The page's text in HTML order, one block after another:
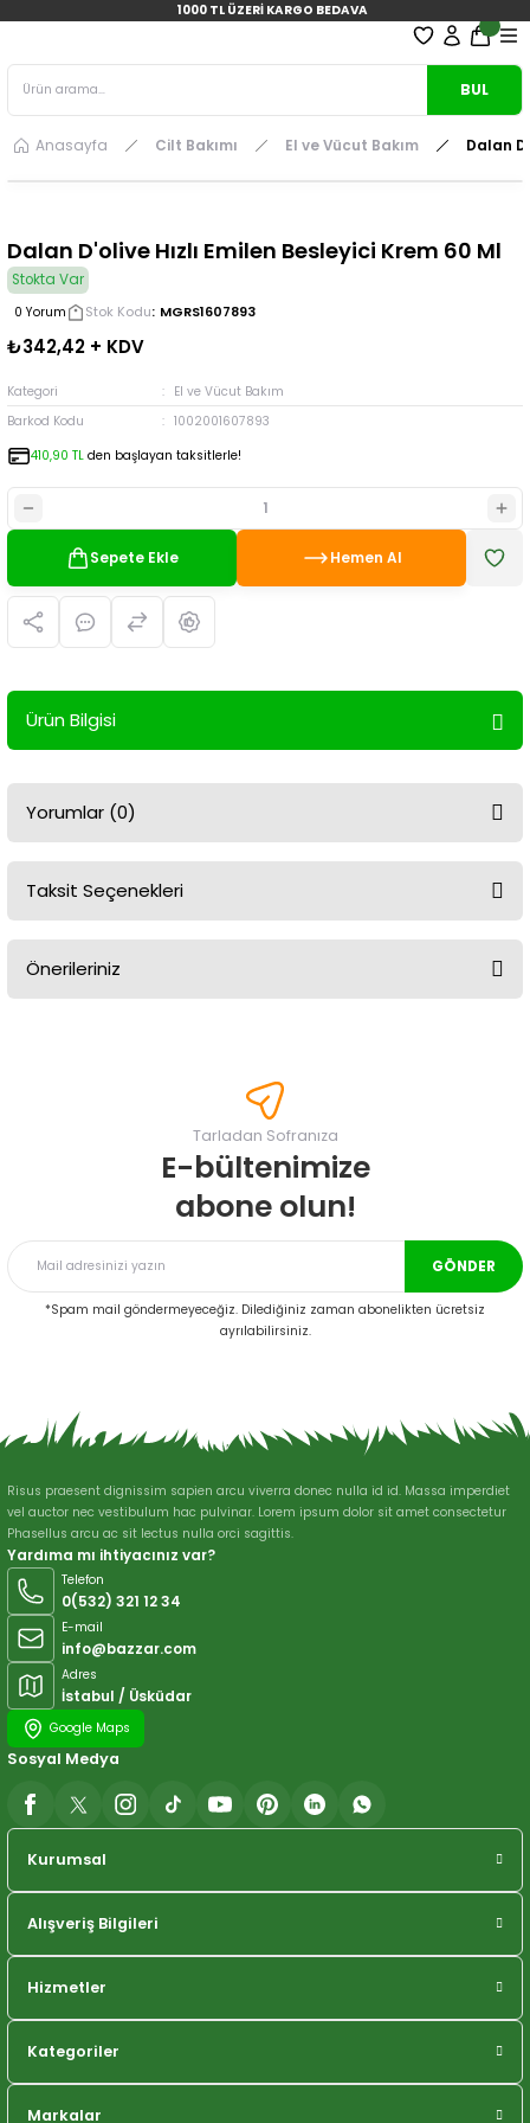
1000 TL ÜZERİ KARGO BEDAVA
BUL
Anasayfa Cilt Bakımı El ve Vücut Bakım Dalan
Dalan D'olive Hızlı Emilen Besleyici Krem 60 Ml
Stokta Var
0 Yorum Stok Kodu MGRS1607893
₺342,42 + KDV
Kategori
El ve Vücut Bakım
Barkod Kodu
1002001607893
410,90 TL den başlayan taksitlerle!
Sepete Ekle Hemen Al
Ürün Bilgisi
Yorumlar (0)
Taksit Seçenekleri
Önerileriniz
Görüş ve önerileriniz için teşekkür ederiz.
Ürün resmi kalitesiz, bozuk veya görüntülenemiyor.
Ürün bilgilerinde hatalar bulunuyor.
Bu ürüne benzer farklı alternatifler olmalı.
Gönder
Tarladan Sofranıza
E-bültenimize
abone olun!
GÖNDER
*Spam mail göndermeyeceğiz. Dilediğiniz zaman abonelikten ücretsiz
ayrılabilirsiniz.
Risus praesent dignissim sapien arcu viverra donec nulla id id. Massa imperdiet
vel auctor nec vestibulum hac pulvinar. Lorem ipsum dolor sit amet consectetur
Phasellus arcu ac sit lectus nulla orci sagittis.
Yardıma mı ihtiyacınız var?
Telefon
0(532) 321 12 34
E-mail
info@bazzar.com
Adres
İstabul / Üsküdar
Google Maps
Kurumsal
Alışveriş Bilgileri
Hizmetler
Kategoriler
Markalar
Sosyal Medya